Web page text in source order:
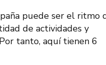
puede ser el ritmo
de actividades y
tanto, aquí tienen 6